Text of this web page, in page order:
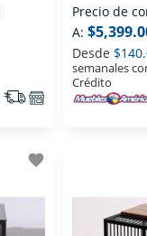
Precio de
A:
Desde
semanales
Crédito
favorite